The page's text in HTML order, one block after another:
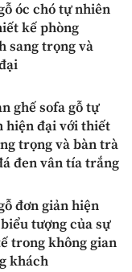
óc chó tự nhiên
kế phòng
sang trọng và
ghế sofa gỗ tự
hiện đại với thiết
trọng và bàn trà
đen vân tía trắng
đơn giản hiện
tượng của sự
trong không gian
khách